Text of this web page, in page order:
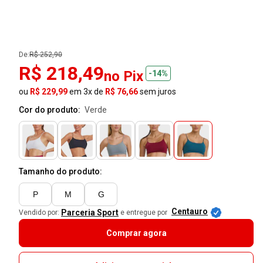
De:R$ 252,90
R$ 218,49no Pix
-14%
ou R$ 229,99em 3x de R$ 76,66sem juros
Cor do produto:
verde
Tamanho do produto:
P M G
Vendido por: Parceria Sport e entregue por Centauro
Comprar agora